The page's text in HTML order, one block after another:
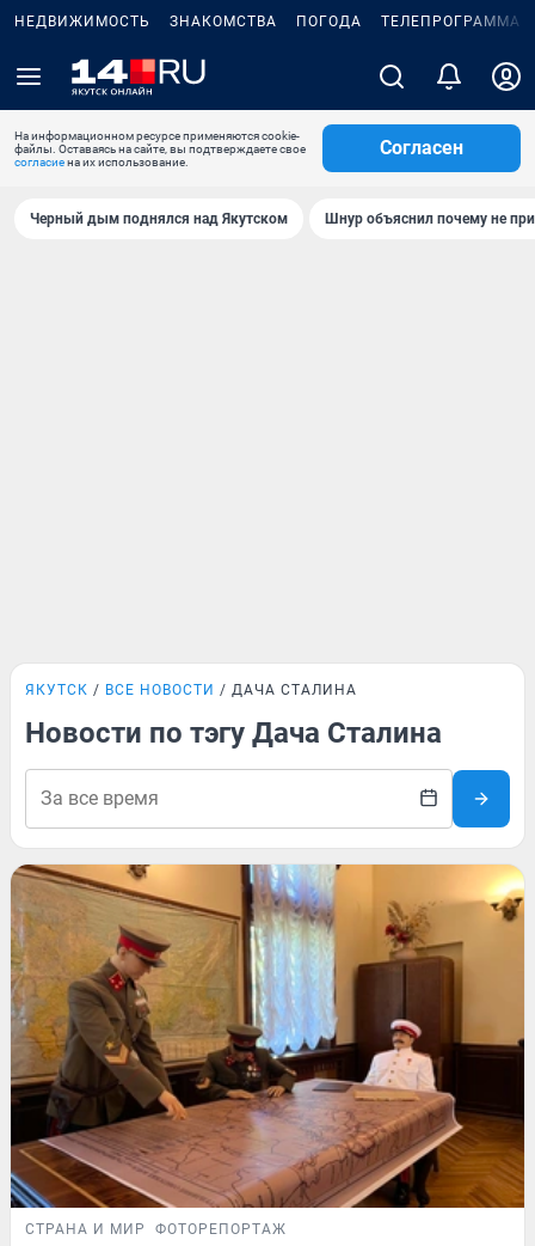
НЕДВИЖИМОСТЬ ЗНАКОМСТВА ПОГОДА ТЕЛЕПРОГРАММА
На информационном ресурсе применяются cookie-
файлы. Оставаясь на сайте, вы подтверждаете свое
согласиена их использование.
Согласен
Черный дым поднялся над Якутском Шнур объяснил почему не
ЯКУТСК ВСЕ НОВОСТИ ДАЧА СТАЛИНА
Новости по тэгу Дача Сталина
СТРАНА И МИР ФОТОРЕПОРТАЖ